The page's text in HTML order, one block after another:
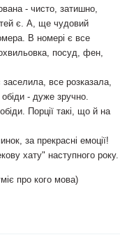
- чисто, затишно,
є. А, ще чудовий
В номері є все
посуд, фен,
все розказала,
- дуже зручно.
Порції такі, що й на
за прекрасні емоції!
хату" наступного року.
про кого мова)